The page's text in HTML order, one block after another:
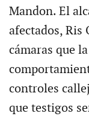
Mandon. El
afectados, Ris
cámaras que
controles
que testigos